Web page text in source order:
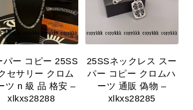
パー コピー 25SS
セサリー クロム
ツ n 級 品 格安 –
xlkxs28288
25SSネックレス スー
パー コピー クロムハ
ーツ 通販 偽物 –
xlkxs28285